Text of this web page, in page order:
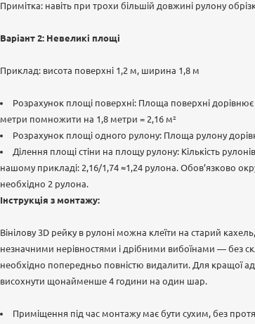
Примітка: навіть при трохи більшій довжині рулону
Варіант 2: Невеликі площі
Приклад: висота поверхні 1,2 м, ширина 1,8 м
Розрахунок площі поверхні: Площа поверхні
метри помножити на 1,8 метри = 2,16 м²
Розрахунок площі одного рулону: Площа рулону
Ділення площі стіни на площу рулону: Кількість
нашому прикладі: 2,16/1,74 ≈1,24 рулона. Обов’язково
необхідно 2 рулона.
Інструкція з монтажу:
Вінілову 3D рейку в рулоні можна клеїти на старий
незначними нерівностями і дрібними вибоїнами — без
необхідно попередньо повністю видалити. Для кращої
висохнути щонайменше 4 години на один шар.
Приміщення під час монтажу має бути сухим, без